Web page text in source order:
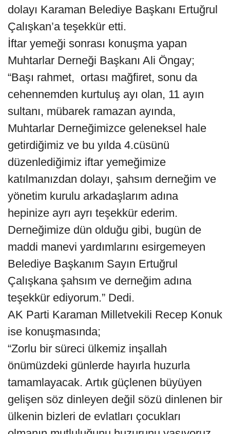
dolayı Karaman Belediye Başkanı Ertuğrul
Çalışkan’a teşekkür etti.
İftar yemeği sonrası konuşma yapan
Muhtarlar Derneği Başkanı Ali Öngay;
“Başı rahmet, ortası mağfiret, sonu da
cehennemden kurtuluş ayı olan, 11 ayın
sultanı, mübarek ramazan ayında,
Muhtarlar Derneğimizce geleneksel hale
getirdiğimiz ve bu yılda 4.cüsünü
düzenlediğimiz iftar yemeğimize
katılmanızdan dolayı, şahsım derneğim ve
yönetim kurulu arkadaşlarım adına
hepinize ayrı ayrı teşekkür ederim.
Derneğimize dün olduğu gibi, bugün de
maddi manevi yardımlarını esirgemeyen
Belediye Başkanım Sayın Ertuğrul
Çalışkana şahsım ve derneğim adına
teşekkür ediyorum.” Dedi.
AK Parti Karaman Milletvekili Recep Konuk
ise konuşmasında;
“Zorlu bir süreci ülkemiz inşallah
önümüzdeki günlerde hayırla huzurla
tamamlayacak. Artık güçlenen büyüyen
gelişen söz dinleyen değil sözü dinlenen bir
ülkenin bizleri de evlatları çocukları